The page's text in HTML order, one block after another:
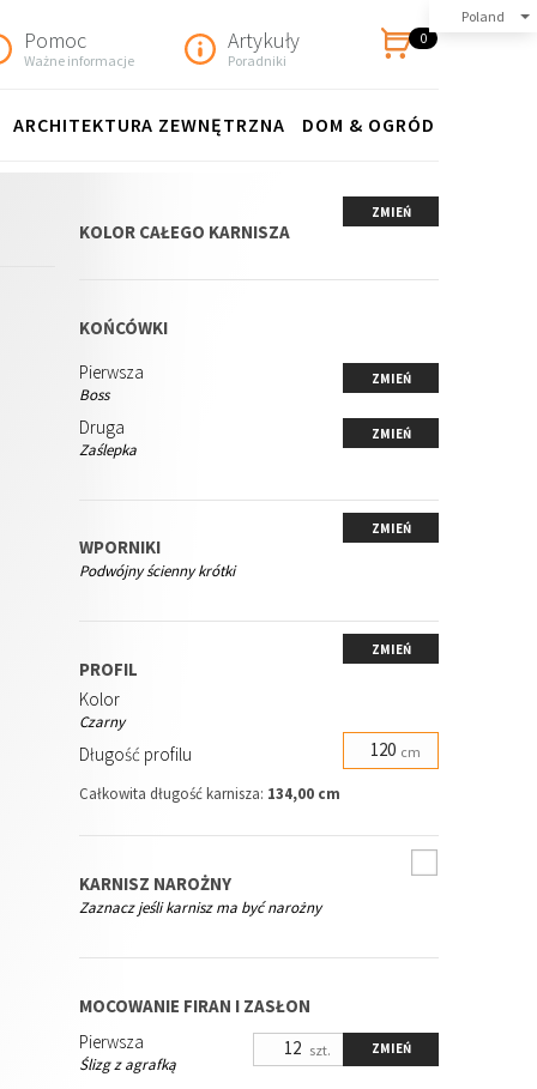
Poland
Pomoc
Ważne informacje
Artykuły
Poradniki
0
ARCHITEKTURA ZEWNĘTRZNA DOM & OGRÓD
KOLOR CAŁEGO KARNISZA
ZMIEŃ
KOŃCÓWKI
Pierwsza
Boss
ZMIEŃ
Druga
Zaślepka
ZMIEŃ
WPORNIKI
Podwójny ścienny krótki
ZMIEŃ
PROFIL
ZMIEŃ
Kolor
Czarny
Długość profilu cm
Całkowita długość karnisza: 134,00 cm
KARNISZ NAROŻNY
Zaznacz jeśli karnisz ma być narożny
MOCOWANIE FIRAN I ZASŁON
Pierwsza
Ślizg z agrafką
szt. ZMIEŃ